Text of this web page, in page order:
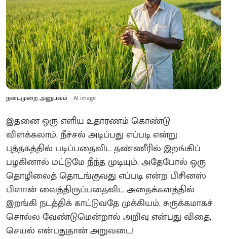
நடைமுறை அனுபவம் AI image
இதனை ஒரு எளிய உதாரணம் கொண்டு
விளக்கலாம். நீச்சல் அடிப்பது எப்படி என்று
புத்தகத்தில் படிப்பதைவிட தண்ணீரில் இறங்கிப்
பழகினால் மட்டுமே நீந்த முடியும். அதேபோல் ஒரு
தொழிலைத் தொடங்குவது எப்படி என்ற பிசினஸ்
பிளான் வைத்திருப்பதைவிட அதைக்களத்தில்
இறங்கி நடத்திக் காட்டுவதே முக்கியம். சுருக்கமாகச்
சொல்ல வேண்டுமென்றால் அறிவு என்பது விதை,
செயல் என்பதுதான் அறுவடை!